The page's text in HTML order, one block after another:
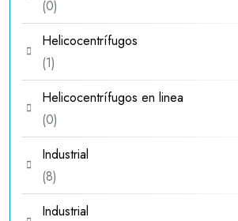
00
productos
Helicocentrífugos
11
producto
Helicocentrífugos en linea
00
productos
Industrial
88
productos
Industrial